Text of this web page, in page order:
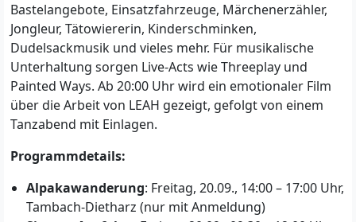
Bastelangebote, Einsatzfahrzeuge, Märchenerzähler,
Jongleur, Tätowiererin, Kinderschminken,
Dudelsackmusik und vieles mehr. Für musikalische
Unterhaltung sorgen Live-Acts wie Threeplay und
Painted Ways. Ab 20:00 Uhr wird ein emotionaler Film
über die Arbeit von LEAH gezeigt, gefolgt von einem
Tanzabend mit Einlagen.
Programmdetails:
Alpakawanderung: Freitag, 20.09., 14:00 – 17:00 Uhr,
Tambach-Dietharz (nur mit Anmeldung)